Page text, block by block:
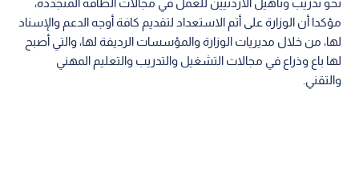
مؤكدا أن الوزارة على أتم الاستعداد لتقديم كافة أوجه الدعم والإسناد
لها، من خلال مديريات الوزارة والمؤسسات الرديفة لها، والتي أصبح
لها باع وذراع في مجالات التشغيل والتدريب والتعليم المهني
والتقني.